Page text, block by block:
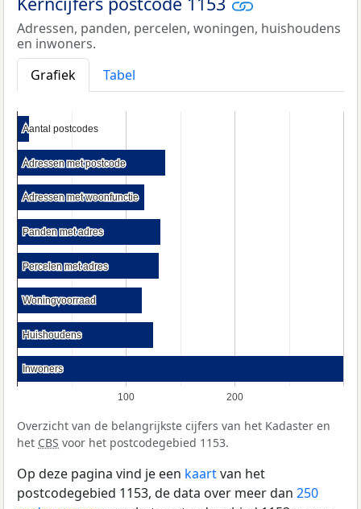
Adressen, panden, percelen, woningen, huishoudens
en inwoners.
Grafiek
Tabel
100 200
Aantal postcodes
Aantal postcodes
Adressen met postcode
Adressen met postcode
Adressen met woonfunctie
Adressen met woonfunctie
Panden met adres
Panden met adres
Percelen met adres
Percelen met adres
Woningvoorraad
Woningvoorraad
Huishoudens
Huishoudens
Inwoners
Inwoners
Overzicht van de belangrijkste cijfers van het Kadaster en
het CBS voor het postcodegebied 1153.
Op deze pagina vind je een kaartvan het
postcodegebied 1153, de data over meer dan 250